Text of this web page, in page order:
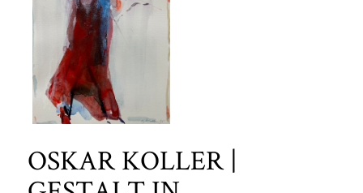
OSKAR KOLLER |